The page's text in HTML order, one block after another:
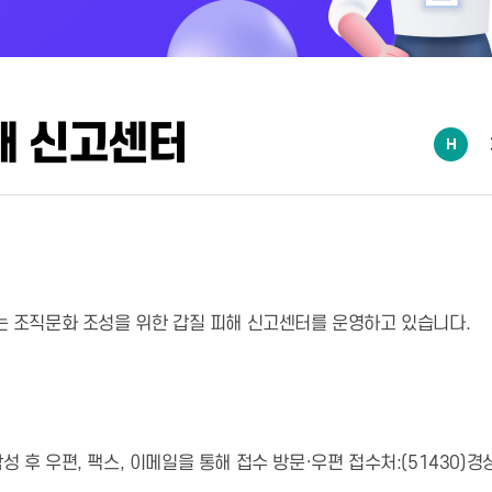
신고센터
조직문화 조성을 위한 갑질 피해 신고센터를 운영하고 있습니다.
후 우편, 팩스, 이메일을 통해 접수 방문·우편 접수처:(51430)